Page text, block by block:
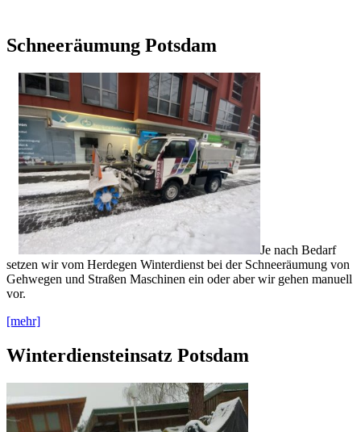
Schneeräumung Potsdam
Je nach Bedarf
setzen wir vom Herdegen Winterdienst bei der Schneeräumung von
Gehwegen und Straßen Maschinen ein oder aber wir gehen manuell
vor.
[mehr]
Winterdiensteinsatz Potsdam